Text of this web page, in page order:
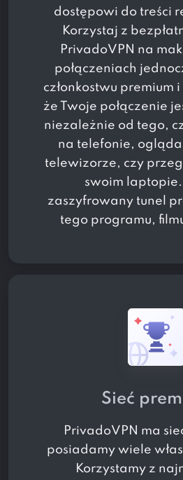
dostępowi do treści
Korzystaj z
PrivadoVPN na
połączeniach
członkostwu premium
że Twoje połączenie
niezależnie od tego,
na telefonie,
telewizorze, czy
swoim
zaszyfrowany tunel
tego programu,
Sieć
PrivadoVPN ma
posiadamy wiele
Korzystamy z